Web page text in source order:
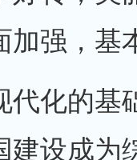
加强，基
化的基
建设成为